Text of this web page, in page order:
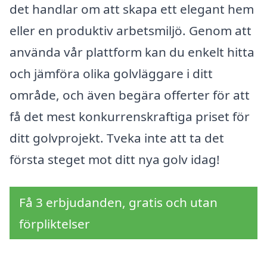
det handlar om att skapa ett elegant hem
eller en produktiv arbetsmiljö. Genom att
använda vår plattform kan du enkelt hitta
och jämföra olika golvläggare i ditt
område, och även begära offerter för att
få det mest konkurrenskraftiga priset för
ditt golvprojekt. Tveka inte att ta det
första steget mot ditt nya golv idag!
Få 3 erbjudanden, gratis och utan
förpliktelser